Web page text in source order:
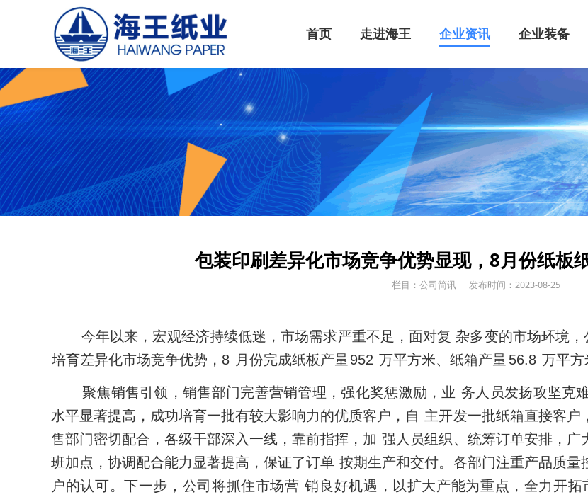
首页 走进海王 企业资讯 企业装备
包装印刷差异化市场竞争优势显现，8月份纸板
栏目：公司简讯 发布时间：2023-08-25
今年以来，宏观经济持续低迷，市场需求严重不足，面对复 杂多变的市场环境
培育差异化市场竞争优势，8 月份完成纸板产量952 万平方米、纸箱产量56.8 万平方
聚焦销售引领，销售部门完善营销管理，强化奖惩激励，业 务人员发扬攻坚克
水平显著提高，成功培育一批有较大影响力的优质客户，自 主开发一批纸箱直接客户
售部门密切配合，各级干部深入一线，靠前指挥，加 强人员组织、统筹订单安排，广
班加点，协调配合能力显著提高，保证了订单 按期生产和交付。各部门注重产品质量
户的认可。下一步，公司将抓住市场营 销良好机遇，以扩大产能为重点，全力开